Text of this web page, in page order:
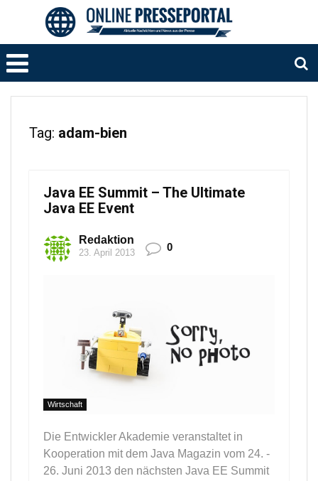
Tag: adam-bien
Java EE Summit – The Ultimate
Java EE Event
Redaktion
23. April 2013 0
Wirtschaft
Die Entwickler Akademie veranstaltet in
Kooperation mit dem Java Magazin vom 24. -
26. Juni 2013 den nächsten Java EE Summit